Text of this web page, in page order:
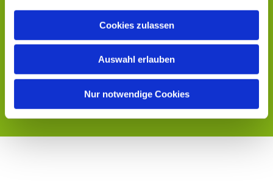
Cookies zulassen
Auswahl erlauben
Nur notwendige Cookies